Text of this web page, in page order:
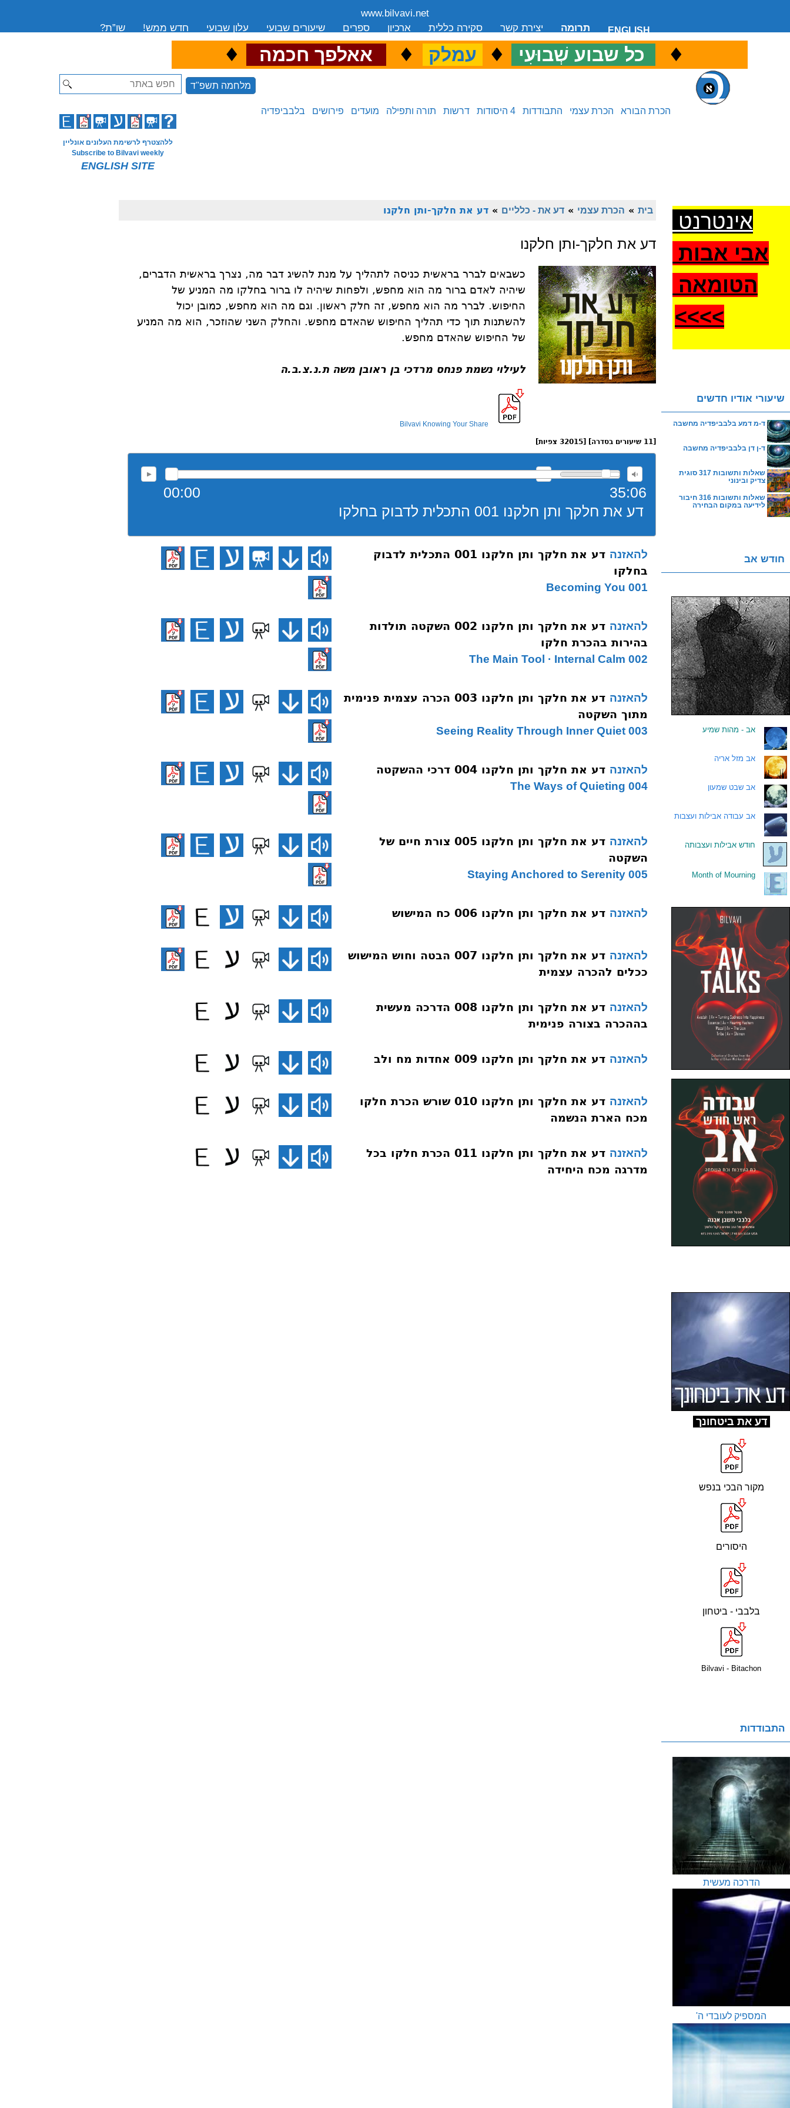
www.bilvavi.net
שו”ת?
חדש ממש! עלון שבועי שיעורים שבועי ספרים ארכיון סקירה כללית יצירת קשר תרומה ENGLISH
♦ כל שבוע שְׁבוּעִי ♦ עמלק ♦ אאלפך חכמה ♦
Search
מלחמה תשפ"ד
הכרת הבורא הכרת עצמי התבודדות 4 היסודות דרשות תורה ותפילה מועדים פירושים בלבביפדיה
ללהצטרף לרשימת העלונים אונליין
Subscribe to Bilvavi weekly
ENGLISH SITE
בית » הכרת עצמי »דע את - כלליים »דע את חלקך-ותן חלקנו
דע את חלקך-ותן חלקנו
כשבאים לברר בראשית כניסה לתהליך על מנת להשיג דבר מה, נצרך בראשית הדברים,
שיהיה לאדם ברור מה הוא מחפש, ולפחות שיהיה לו ברור בחלקו מה המניע של
החיפוש. לברר מה הוא מחפש, זה חלק ראשון. וגם מה הוא מחפש, כמובן יכול
להשתנות תוך כדי תהליך החיפוש שהאדם מחפש. והחלק השני שהוזכר, הוא מה המניע
של החיפוש שהאדם מחפש.
לעילוי נשמת פנחס מרדכי בן ראובן משה ת.נ.צ.ב.ה
Bilvavi Knowing Your Share
[11 שיעורים בסדרה] [32015 צפיות]
00:00
35:06
דע את חלקך ותן חלקנו 001 התכלית לדבוק בחלקו
להאזנה
דע את חלקך ותן חלקנו 001 התכלית לדבוק
בחלקו
001 Becoming You
להאזנה
דע את חלקך ותן חלקנו 002 השקטה תולדות
בהירות בהכרת חלקו
002 The Main Tool · Internal Calm
להאזנה
דע את חלקך ותן חלקנו 003 הכרה עצמית פנימית
מתוך השקטה
003 Seeing Reality Through Inner Quiet
להאזנה דע את חלקך ותן חלקנו 004 דרכי ההשקטה
004 The Ways of Quieting
להאזנה
דע את חלקך ותן חלקנו 005 צורת חיים של
השקטה
005 Staying Anchored to Serenity
להאזנה דע את חלקך ותן חלקנו 006 כח המישוש
להאזנה
דע את חלקך ותן חלקנו 007 הבטה וחוש המישוש
ככלים להכרה עצמית
להאזנה
דע את חלקך ותן חלקנו 008 הדרכה מעשית
בההכרה בצורה פנימית
להאזנה דע את חלקך ותן חלקנו 009 אחדות מח ולב
להאזנה
דע את חלקך ותן חלקנו 010 שורש הכרת חלקו
מכח הארת הנשמה
להאזנה
דע את חלקך ותן חלקנו 011 הכרת חלקו בכל
מדרגה מכח היחידה
אינטרנט
אבי אבות
הטומאה
>>>
>
שיעורי אודיו חדשים
ד-מ דמע בלבביפדיה מחשבה
ד-ן דן בלבביפדיה מחשבה
שאלות ותשובות 317 סוגית
צדיק ובינוני
שאלות ותשובות 316 חיבור
לידיעה במקום הבחירה
חודש אב
אב - מהות שמיע
אב מזל אריה
אב שבט שמעון
אב עבודה אבילות ועצבות
חודש אבילות ועצבותה
Month of Mourning
דע את ביטחונך
מקור הבכי בנפש
היסורים
בלבבי - ביטחון
Bilvavi - Bitachon
התבודדות
הדרכה מעשית
המספיק לעובדי ה'